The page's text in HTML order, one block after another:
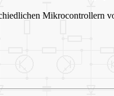
Mikrocontrollern